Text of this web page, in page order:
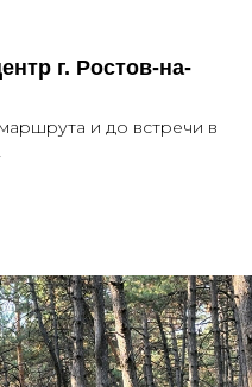
г. Ростов-на-
и до встречи в